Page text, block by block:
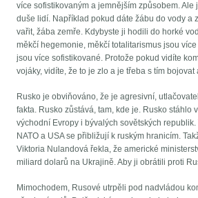
více sofistikovaným a jemnějším způsobem. Ale
duše lidí. Například pokud dáte žábu do vody a
vařit, žába zemře. Kdybyste ji hodili do horké
měkčí hegemonie, měkčí totalitarismus jsou
jsou více sofistikované. Protože pokud vidíte
vojáky, vidíte, že to je zlo a je třeba s tím
Rusko je obviňováno, že je agresivní,
fakta. Rusko zůstává, tam, kde je. Rusko stáhlo
východní Evropy i bývalých sovětských
NATO a USA se přibližují k ruským hranicím.
Viktoria Nulandová řekla, že americké
miliard dolarů na Ukrajině. Aby ji obrátili proti
Mimochodem, Rusové utrpěli pod nadvládou